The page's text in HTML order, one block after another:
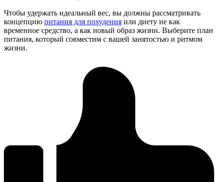
Чтобы удержать идеальный вес, вы должны рассматривать
концепцию питания для похудения или диету не как
временное средство, а как новый образ жизни. Выберите план
питания, который совместим с вашей занятостью и ритмом
жизни.